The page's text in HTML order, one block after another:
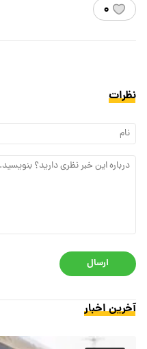
۰
نظرات
ارسال
آخرین اخبار